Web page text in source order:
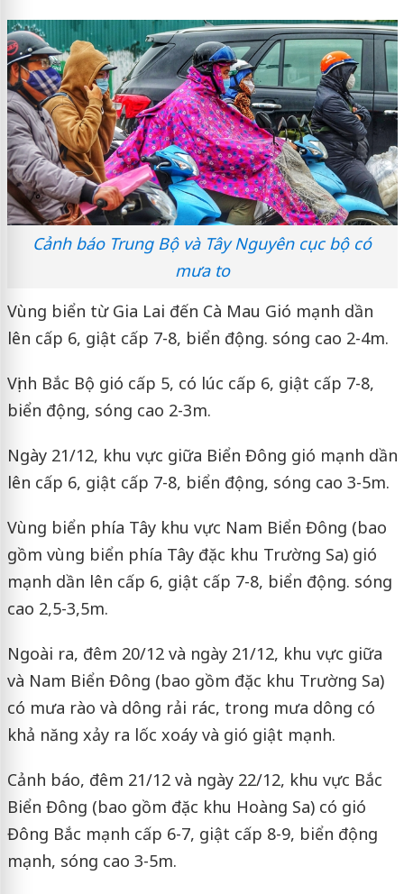
Cảnh báo Trung Bộ và Tây Nguyên cục bộ có
mưa to
Vùng biển từ Gia Lai đến Cà Mau Gió mạnh dần
lên cấp 6, giật cấp 7-8, biển động. sóng cao 2-4m.
Vịnh Bắc Bộ gió cấp 5, có lúc cấp 6, giật cấp 7-8,
biển động, sóng cao 2-3m.
Ngày 21/12, khu vực giữa Biển Đông gió mạnh dần
lên cấp 6, giật cấp 7-8, biển động, sóng cao 3-5m.
Vùng biển phía Tây khu vực Nam Biển Đông (bao
gồm vùng biển phía Tây đặc khu Trường Sa) gió
mạnh dần lên cấp 6, giật cấp 7-8, biển động. sóng
cao 2,5-3,5m.
Ngoài ra, đêm 20/12 và ngày 21/12, khu vực giữa
và Nam Biển Đông (bao gồm đặc khu Trường Sa)
có mưa rào và dông rải rác, trong mưa dông có
khả năng xảy ra lốc xoáy và gió giật mạnh.
Cảnh báo, đêm 21/12 và ngày 22/12, khu vực Bắc
Biển Đông (bao gồm đặc khu Hoàng Sa) có gió
Đông Bắc mạnh cấp 6-7, giật cấp 8-9, biển động
mạnh, sóng cao 3-5m.